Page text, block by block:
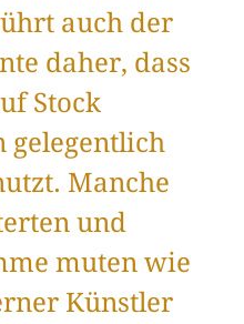
auch der
daher, dass
Stock
gelegentlich
Manche
und
muten wie
Künstler